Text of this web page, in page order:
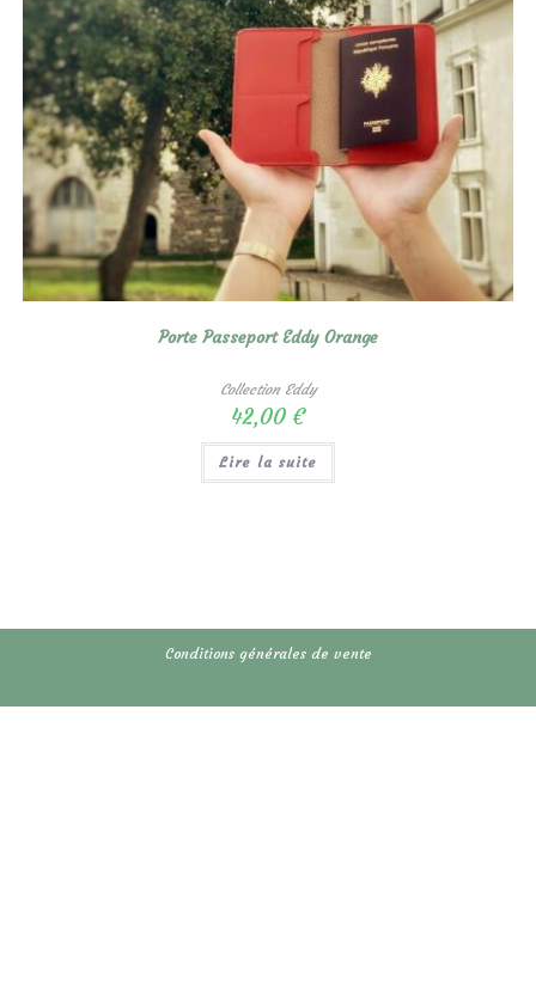
Porte Passeport Eddy Orange
Collection Eddy
42,00 €
Lire la suite
Conditions générales de vente